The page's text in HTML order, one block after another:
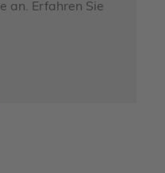
an. Erfahren Sie